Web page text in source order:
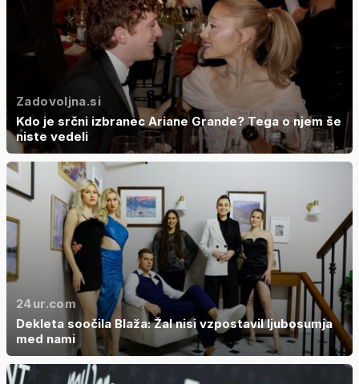
Zadovoljna.si
Kdo je srčni izbranec Ariane Grande? Tega o njem še
niste vedeli
24ur.com
Dekleta soočila Blaža: Žal nisi vzpostavil ljubosumja
med nami